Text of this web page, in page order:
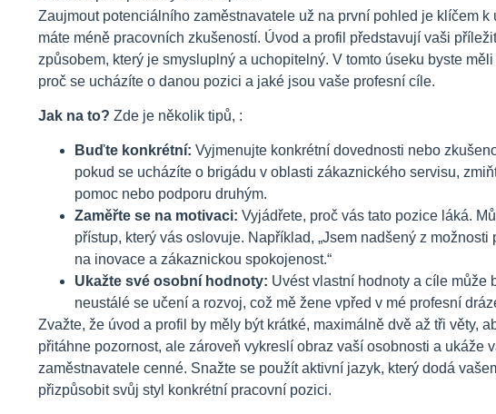
Zaujmout potenciálního zaměstnavatele už na první pohled je klíčem
máte méně pracovních zkušeností. Úvod a profil představují vaši
způsobem, který je smysluplný a uchopitelný. V tomto úseku byste
proč se ucházíte o danou pozici a jaké jsou vaše profesní cíle.
Jak na to? Zde je několik tipů, :
Buďte konkrétní: Vyjmenujte konkrétní dovednosti nebo
pokud se ucházíte o brigádu v oblasti zákaznického servisu,
pomoc nebo podporu druhým.
Zaměřte se na motivaci: Vyjádřete, proč vás tato pozice láká.
přístup, který vás oslovuje. Například, „Jsem nadšený z
na inovace a zákaznickou spokojenost.“
Ukažte své osobní hodnoty: Uvést vlastní hodnoty a cíle může
neustálé se učení a rozvoj, což mě žene vpřed v mé profesní
Zvažte, že úvod a profil by měly být krátké, maximálně dvě až tři věty,
přitáhne pozornost, ale zároveň vykreslí obraz vaší osobnosti a ukáže
zaměstnavatele cenné. Snažte se použít aktivní jazyk, který dodá
přizpůsobit svůj styl konkrétní pracovní pozici.